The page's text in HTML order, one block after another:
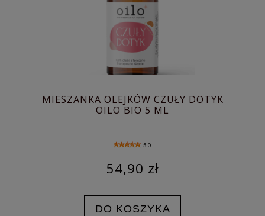
MIESZANKA OLEJKÓW CZUŁY DOTYK
OILO BIO 5 ML
5.0
54,90 zł
DO KOSZYKA